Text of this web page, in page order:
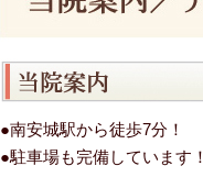
●南安城駅から徒歩7分！
●駐車場も完備しています！